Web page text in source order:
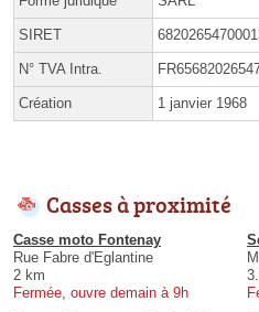
SIRET
N° TVA Intra.
Création 1 janvier 1968
Casses à proximité
Casse moto Fontenay
Rue Fabre d'Eglantine
2 km
Fermée, ouvre demain à 9h